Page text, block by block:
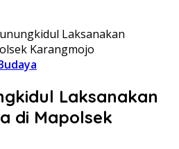
Laksanakan
Karangmojo
Laksanakan
di Mapolsek